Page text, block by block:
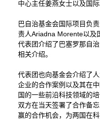
中心主任姜燕女士以及国
巴自治基金会国际项目负
责人Ariadna Morente以及
代表团介绍了巴塞罗那自
相关介绍。
代表团也向基金会介绍了
企业的合作案例以及其在
国的一些前沿科技领域的培
双方在当天签署了合作备
赢的合作机会，为两国在